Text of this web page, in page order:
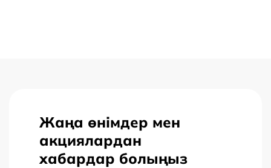
Жаңа өнімдер мен
акциялардан
хабардар болыңыз